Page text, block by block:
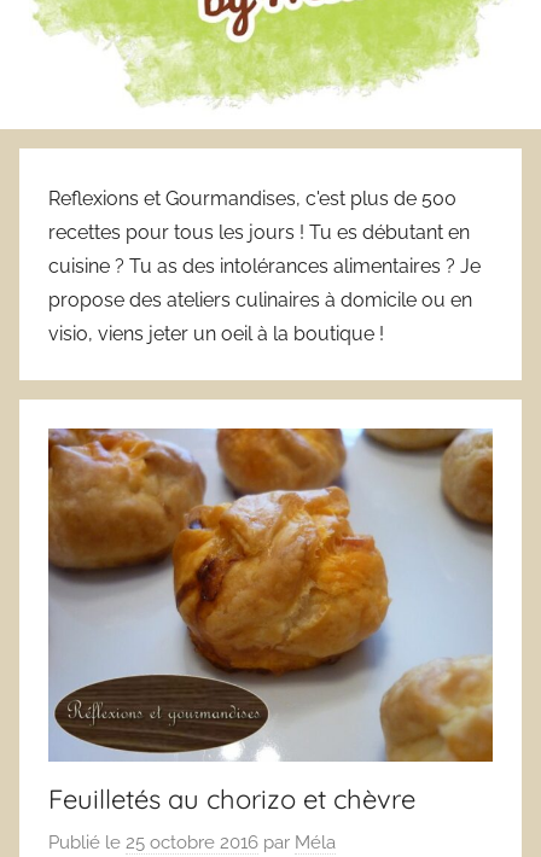
Reflexions et Gourmandises, c'est plus de 500
recettes pour tous les jours ! Tu es débutant en
cuisine ? Tu as des intolérances alimentaires ? Je
propose des ateliers culinaires à domicile ou en
visio, viens jeter un oeil à la boutique !
Feuilletés au chorizo et chèvre
Publié le 25 octobre 2016 par Méla